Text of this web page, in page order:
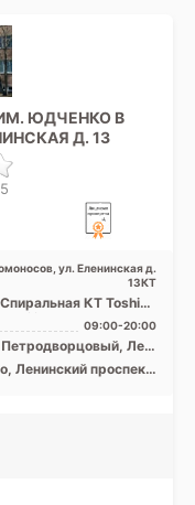
ЮДЧЕНКО В
Д. 13
ул. Еленинская д.
13КТ
Спиральная КТ Toshiba
Aquilion 16 срезов, УЗИ
09:00-20:00
Петродворцовый, Лен.
Ленинский проспект,